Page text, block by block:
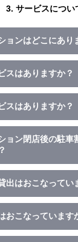
3. サービスについ
ョンはどこにあり
スはありますか？
スはありますか？
ョン閉店後の駐車
出はおこなってい
おこなっています